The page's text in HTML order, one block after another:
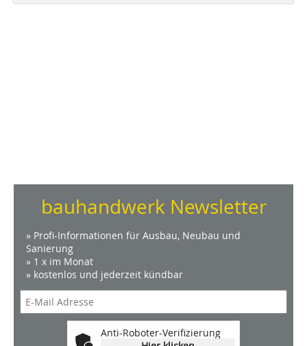
bauhandwerk Newsletter
» Profi-Informationen für Ausbau, Neubau und
Sanierung
» 1 x im Monat
» kostenlos und jederzeit kündbar
Anti-Roboter-Verifizierung